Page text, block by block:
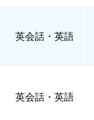
英会話・英語
英会話・英語